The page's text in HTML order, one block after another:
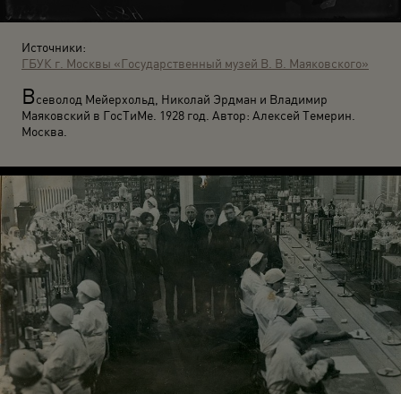
Источники:
ГБУК г. Москвы «Государственный музей В. В. Маяковского»
Всеволод Мейерхольд, Николай Эрдман и Владимир
Маяковский в ГосТиМе. 1928 год. Автор: Алексей Темерин.
Москва.